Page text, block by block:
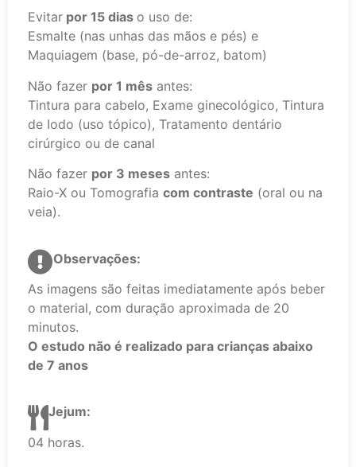
Evitar por 15 dias o uso de:
Esmalte (nas unhas das mãos e pés) e
Maquiagem (base, pó-de-arroz, batom)
Não fazer por 1 mês antes:
Tintura para cabelo, Exame ginecológico, Tintura
de Iodo (uso tópico), Tratamento dentário
cirúrgico ou de canal
Não fazer por 3 meses antes:
Raio-X ou Tomografia com contraste (oral ou na
veia).
Observações:
As imagens são feitas imediatamente após beber
o material, com duração aproximada de 20
minutos.
O estudo não é realizado para crianças abaixo
de 7 anos
Jejum:
04 horas.